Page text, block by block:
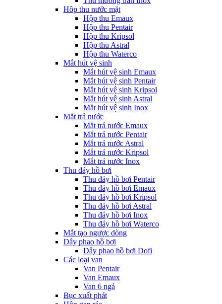
Hôp thu nước mặt
Hộp thu Emaux
Hộp thu Pentair
Hộp thu Kripsol
Hộp thu Astral
Hộp thu Waterco
Mắt hút vệ sinh
Mắt hút vệ sinh Emaux
Mắt hút vệ sinh Pentair
Mắt hút vệ sinh Kripsol
Mắt hút vệ sinh Astral
Mắt hút vệ sinh Inox
Mắt trả nước
Mắt trả nước Emaux
Mắt trả nước Pentair
Mắt trả nước Astral
Mắt trả nước Kripsol
Mắt trả nước Inox
Thu đáy hồ bơi
Thu đáy hồ bơi Pentair
Thu đáy hồ bơi Emaux
Thu đáy hồ bơi Kripsol
Thu đáy hồ bơi Astral
Thu đáy hồ bơi Inox
Thu đáy hồ bơi Waterco
Mắt tạo ngược dòng
Dây phao hồ bơi
Dây phao hồ bơi Dofi
Các loại van
Van Pentair
Van Emaux
Van 6 ngả
Bục xuất phát